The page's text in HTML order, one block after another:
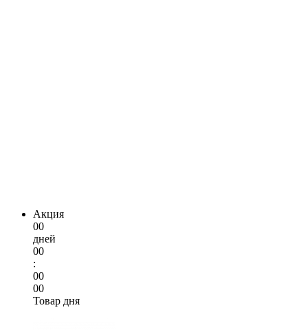
Акция
00
дней
00
:
00
00
Товар дня